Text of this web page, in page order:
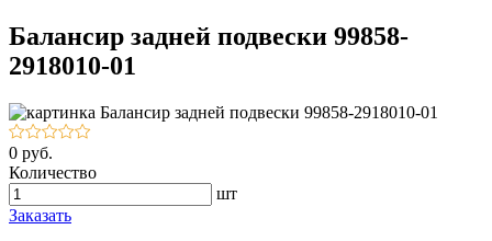
Балансир задней подвески 99858-
2918010-01
0 руб.
Количество
шт
Заказать